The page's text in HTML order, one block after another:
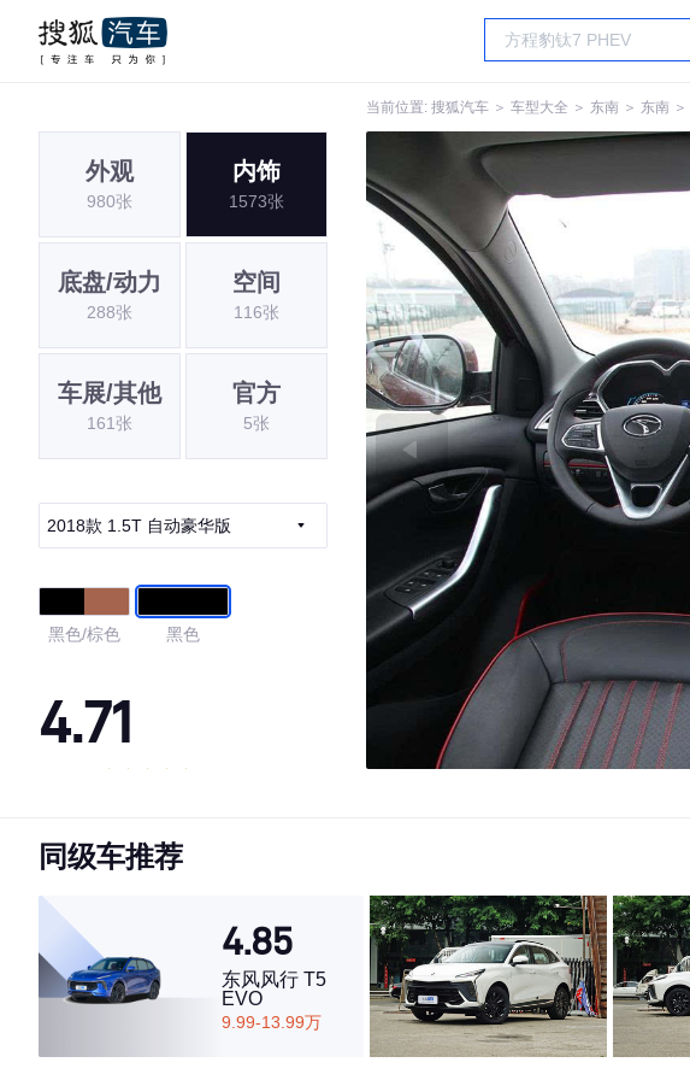
当前位置: 搜狐汽车 ＞ 车型大全 ＞ 东南 ＞ 东南 ＞
外观
980张
内饰
1573张
底盘/动力
288张
空间
116张
车展/其他
161张
官方
5张
2018款 1.5T 自动豪华版
黑色/棕色 黑色
4.71
·内饰表现较为优秀，优于56%同级车
·空间表现较为优秀，优于87%同级车
同级车推荐
4.85
东风风行 T5
EVO
9.99-13.99万